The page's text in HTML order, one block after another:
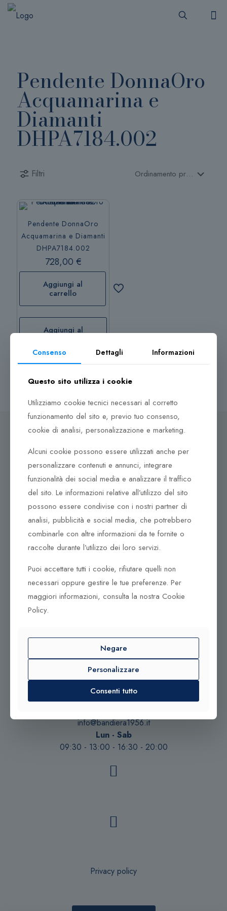
Pendente DonnaOro
Acquamarina e
Diamanti
DHPA7184.002
Filtri
Pendente DonnaOro
Acquamarina e Diamanti
DHPA7184.002
728,00 €
Aggiungi al
carrello
Aggiungi al
Dove ci puoi trovare
Tel. +39 0932 683156
97100 Ragusa RG
Corso Vittorio Emanuele 79/A
Tel. +39 0933 942394
P.IVA:01235880885 | Sito realizzato daBSS SRL
Contattaci qui
info@bandiera1956.it
Lun - Sab
09:30 - 13:00 - 16:30 - 20:00
Privacy policy
Consenso Dettagli Informazioni
Questo sito utilizza i cookie
Utilizziamo cookie tecnici necessari al corretto
funzionamento del sito e, previo tuo consenso,
cookie di analisi, personalizzazione e marketing.
Alcuni cookie possono essere utilizzati anche per
personalizzare contenuti e annunci, integrare
funzionalità dei social media e analizzare il traffico
del sito. Le informazioni relative all’utilizzo del sito
possono essere condivise con i nostri partner di
analisi, pubblicità e social media, che potrebbero
combinarle con altre informazioni da te fornite o
raccolte durante l’utilizzo dei loro servizi.
Puoi accettare tutti i cookie, rifiutare quelli non
necessari oppure gestire le tue preferenze. Per
maggiori informazioni, consulta la nostra Cookie
Policy.
Negare
Personalizzare
Consenti tutto